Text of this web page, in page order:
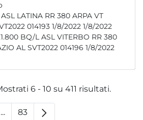
014193 1/8/2022 1/8/2022
BQ/L ASL VITERBO RR 380
AL SVT2022 014196 1/8/2022
6 - 10 su 411 risultati.
...Pagine intermedie
Pagina
83